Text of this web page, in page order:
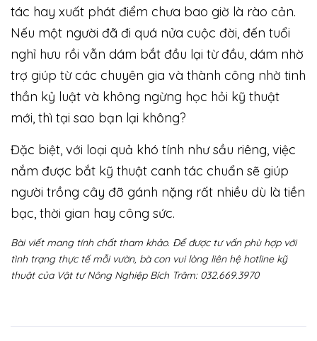
tác hay xuất phát điểm chưa bao giờ là rào cản.
Nếu một người đã đi quá nửa cuộc đời, đến tuổi
nghỉ hưu rồi vẫn dám bắt đầu lại từ đầu, dám nhờ
trợ giúp từ các chuyên gia và thành công nhờ tinh
thần kỷ luật và không ngừng học hỏi kỹ thuật
mới, thì tại sao bạn lại không?
Đặc biệt, với loại quả khó tính như sầu riêng, việc
nắm được bắt kỹ thuật canh tác chuẩn sẽ giúp
người trồng cây đỡ gánh nặng rất nhiều dù là tiền
bạc, thời gian hay công sức.
Bài viết mang tính chất tham khảo. Để được tư vấn phù hợp với
tình trạng thực tế mỗi vườn, bà con vui lòng liên hệ hotline kỹ
thuật của Vật tư Nông Nghiệp Bích Trâm: 032.669.3970